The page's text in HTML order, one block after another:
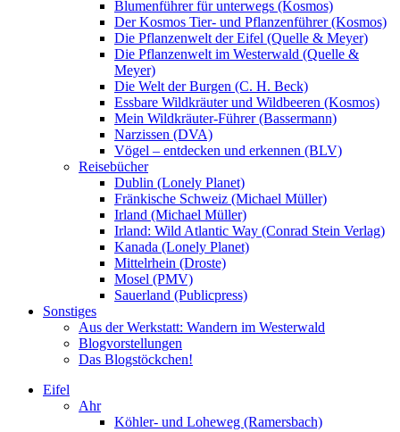
Blumenführer für unterwegs (Kosmos)
Der Kosmos Tier- und Pflanzenführer (Kosmos)
Die Pflanzenwelt der Eifel (Quelle & Meyer)
Die Pflanzenwelt im Westerwald (Quelle &
Meyer)
Die Welt der Burgen (C. H. Beck)
Essbare Wildkräuter und Wildbeeren (Kosmos)
Mein Wildkräuter-Führer (Bassermann)
Narzissen (DVA)
Vögel – entdecken und erkennen (BLV)
Reisebücher
Dublin (Lonely Planet)
Fränkische Schweiz (Michael Müller)
Irland (Michael Müller)
Irland: Wild Atlantic Way (Conrad Stein Verlag)
Kanada (Lonely Planet)
Mittelrhein (Droste)
Mosel (PMV)
Sauerland (Publicpress)
Sonstiges
Aus der Werkstatt: Wandern im Westerwald
Blogvorstellungen
Das Blogstöckchen!
Eifel
Ahr
Köhler- und Loheweg (Ramersbach)